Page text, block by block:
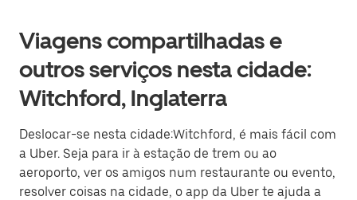
Viagens compartilhadas e
outros serviços nesta cidade:
Witchford, Inglaterra
Deslocar-se nesta cidade:Witchford, é mais fácil com
a Uber. Seja para ir à estação de trem ou ao
aeroporto, ver os amigos num restaurante ou evento,
resolver coisas na cidade, o app da Uber te ajuda a